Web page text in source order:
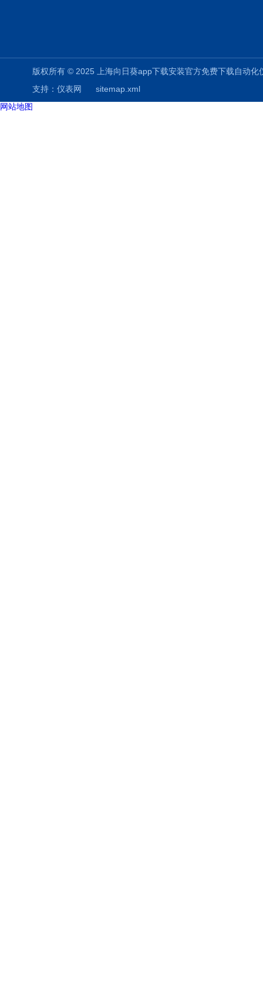
版权所有 © 2025 上海向日葵app下载安装官方免费下载自
支持： 仪表网
sitemap.xml
网站地图